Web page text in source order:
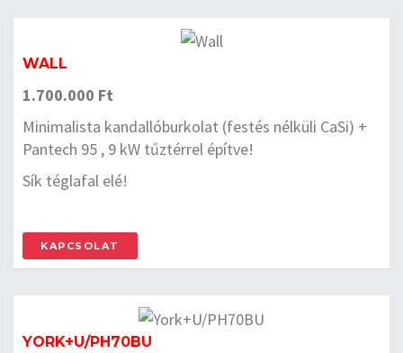
WALL
1.700.000 Ft
Minimalista kandallóburkolat (festés nélküli CaSi) +
Pantech 95 , 9 kW tűztérrel építve!
Sík téglafal elé!
KAPCSOLAT
YORK+U/PH70BU